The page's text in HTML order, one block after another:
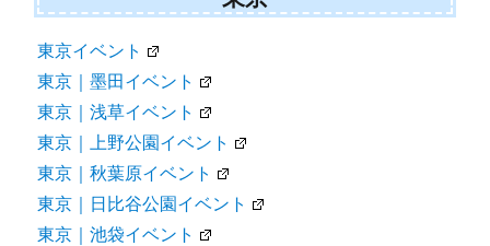
東京イベント
東京｜墨田イベント
東京｜浅草イベント
東京｜上野公園イベント
東京｜秋葉原イベント
東京｜日比谷公園イベント
東京｜池袋イベント